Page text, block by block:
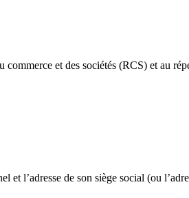
et des sociétés (RCS) et au
l’adresse de son siège social (ou